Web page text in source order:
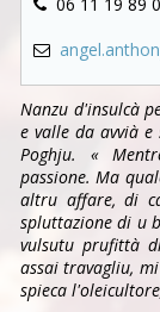
Nanzu d'insulcà
e valle da avvià
Poghju. «
passione. Ma
altru affare, di
spluttazione di u
vulsutu prufittà
assai travagliu,
spieca